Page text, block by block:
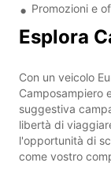
Promozioni e
Esplora
Con un veicolo
Camposampiero
suggestiva
libertà di
l'opportunità di
come vostro